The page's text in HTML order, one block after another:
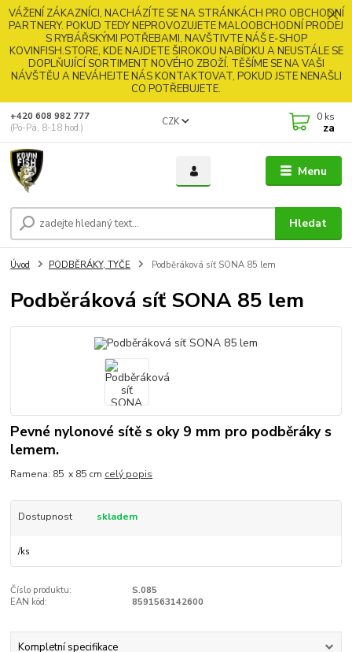
VÁŽENÍ ZÁKAZNÍCI, NACHÁZÍTE SE NA STRÁNKÁCH PRO OBCHODNÍ
PARTNERY. POKUD TEDY NEPROVOZUJETE MALOOBCHODNÍ PRODEJ
S RYBÁŘSKÝMI POTŘEBAMI, NAVŠTIVTE NÁŠ E-SHOP
KOVINFISH.STORE, KDE NAJDETE ŠIROKOU NABÍDKU A NEUSTÁLE SE
DOPLŇUJÍCÍ SORTIMENT NOVÉHO ZBOŽÍ. TĚŠÍME SE NA VAŠI
NÁVŠTĚU A NEVÁHEJTE NÁS KONTAKTOVAT, POKUD JSTE NENAŠLI
CO POTŘEBUJETE.
Menu
CZK
Hledat
+420 608 982 777
(Po-Pá, 8-18 hod.)
0 ks
za
Úvod PODBĚRÁKY, TYČE Podběráková síť SONA 85 lem
Podběráková síť SONA 85 lem
Pevné nylonové sítě s oky 9 mm pro podběráky s
lemem.
Ramena: 85 x 85 cm celý popis
Dostupnost skladem
/ks
Číslo produktu:
S.085
EAN kód:
8591563142600
Kompletní specifikace